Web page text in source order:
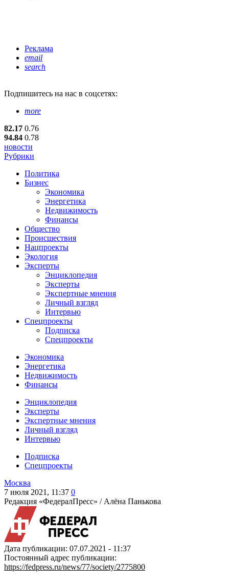
Реклама
email
search
Подпишитесь на нас в соцсетях:
more
82.17 0.76
94.84 0.78
новости
Рубрики
Политика
Бизнес
Экономика
Энергетика
Недвижимость
Финансы
Общество
Происшествия
Нацпроекты
Экология
Эксперты
Энциклопедия
Эксперты
Экспертные мнения
Личный взгляд
Интервью
Спецпроекты
Подписка
Спецпроекты
Экономика
Энергетика
Недвижимость
Финансы
Энциклопедия
Эксперты
Экспертные мнения
Личный взгляд
Интервью
Подписка
Спецпроекты
Москва
7 июля 2021, 11:37 0
Редакция «ФедералПресс» / Алёна Панькова
Дата публикации: 07.07.2021 - 11:37
Постоянный адрес публикации:
https://fedpress.ru/news/77/society/2775800